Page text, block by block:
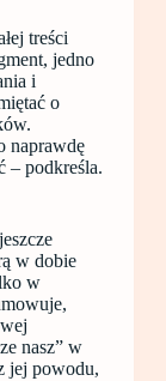
treści
jedno
i
o
naprawdę
– podkreśla.
w dobie
w
nasz” w
jej powodu,